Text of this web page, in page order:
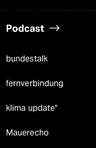
Podcast
bundestalk
fernverbindung
klima update°
Mauerecho